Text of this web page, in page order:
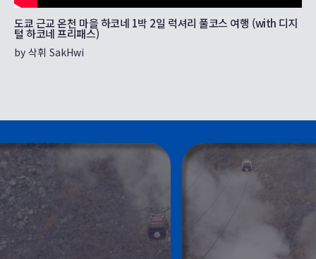
도쿄 근교 온천 마을 하코네 1박 2일 럭셔리 풀코스 여행 (with 디지
털 하코네 프리패스)
by 삭휘 SakHwi